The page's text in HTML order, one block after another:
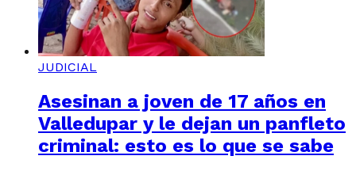
JUDICIAL
Asesinan a joven de 17 años en
Valledupar y le dejan un panfleto
criminal: esto es lo que se sabe